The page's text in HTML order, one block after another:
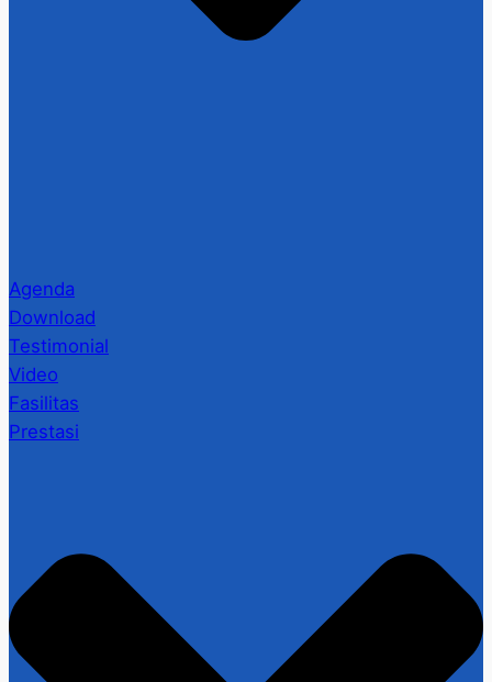
Agenda
Download
Testimonial
Video
Fasilitas
Prestasi